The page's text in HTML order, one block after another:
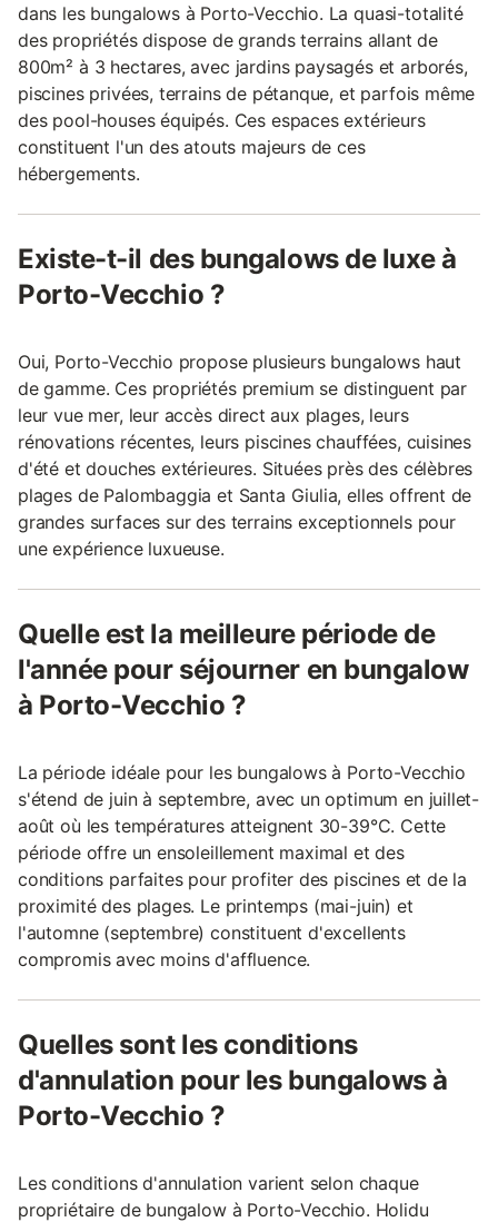
dans les bungalows à Porto-Vecchio. La quasi-totalité
des propriétés dispose de grands terrains allant de
800m² à 3 hectares, avec jardins paysagés et arborés,
piscines privées, terrains de pétanque, et parfois même
des pool-houses équipés. Ces espaces extérieurs
constituent l'un des atouts majeurs de ces
hébergements.
Existe-t-il des bungalows de luxe à
Porto-Vecchio ?
Oui, Porto-Vecchio propose plusieurs bungalows haut
de gamme. Ces propriétés premium se distinguent par
leur vue mer, leur accès direct aux plages, leurs
rénovations récentes, leurs piscines chauffées, cuisines
d'été et douches extérieures. Situées près des célèbres
plages de Palombaggia et Santa Giulia, elles offrent de
grandes surfaces sur des terrains exceptionnels pour
une expérience luxueuse.
Quelle est la meilleure période de
l'année pour séjourner en bungalow
à Porto-Vecchio ?
La période idéale pour les bungalows à Porto-Vecchio
s'étend de juin à septembre, avec un optimum en juillet-
août où les températures atteignent 30-39°C. Cette
période offre un ensoleillement maximal et des
conditions parfaites pour profiter des piscines et de la
proximité des plages. Le printemps (mai-juin) et
l'automne (septembre) constituent d'excellents
compromis avec moins d'affluence.
Quelles sont les conditions
d'annulation pour les bungalows à
Porto-Vecchio ?
Les conditions d'annulation varient selon chaque
propriétaire de bungalow à Porto-Vecchio. Holidu